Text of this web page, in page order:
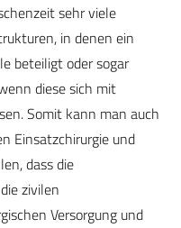
sehr viele
in denen ein
beteiligt oder sogar
diese sich mit
Somit kann man auch
Einsatzchirurgie und
dass die
zivilen
Versorgung und